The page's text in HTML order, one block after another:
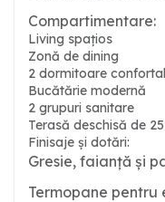
Compartimentare:
Living spațios
Zonă de dining
2 dormitoare
Bucătărie modernă
2 grupuri sanitare
Terasă deschisă de
Finisaje și dotări:
Gresie, faianță și
Termopane